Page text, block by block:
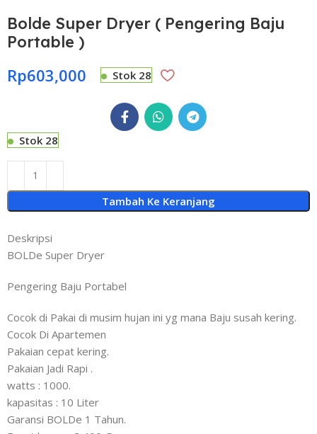
Bolde Super Dryer ( Pengering Baju
Portable )
Rp603,000 Stok 28
Stok 28
Tambah Ke Keranjang
Deskripsi
BOLDe Super Dryer
Pengering Baju Portabel
Cocok di Pakai di musim hujan ini yg mana Baju susah kering.
Cocok Di Apartemen
Pakaian cepat kering.
Pakaian Jadi Rapi .
watts : 1000.
kapasitas : 10 Liter
Garansi BOLDe 1 Tahun.